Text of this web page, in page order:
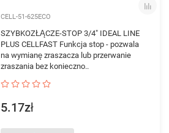
CELL-51-625ECO
SZYBKOZŁĄCZE-STOP 3/4" IDEAL LINE
PLUS CELLFAST Funkcja stop - pozwala
na wymianę zraszacza lub przerwanie
zraszania bez konieczno..
5.17zł